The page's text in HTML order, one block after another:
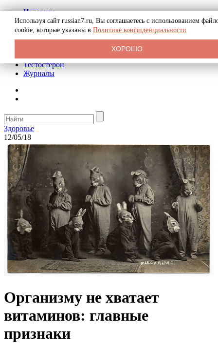
История
Биография
Криминал
Реклама на сайте
Тестостерон
Журналы
Здоровье
12/05/18
Организму не хватает
витаминов: главные
признаки
Используя сайт russian7.ru, Вы соглашаетесь с использованием
cookie, которые указаны в Политике конфиденциальности
ХОРОШО